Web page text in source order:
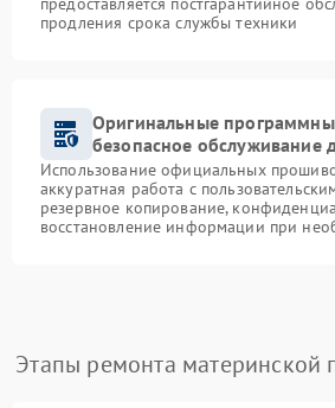
продления срока службы техники
Оригинальные
безопасное обслуживание
Использование официальных
аккуратная работа с
резервное копирование,
восстановление информации при
Этапы ремонта материнской